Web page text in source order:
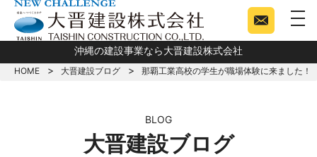
沖縄の建設事業なら大晋建設株式会社
HOME 大晋建設ブログ 那覇工業高校の学生が職場体験に来ました！
BLOG
大晋建設ブログ